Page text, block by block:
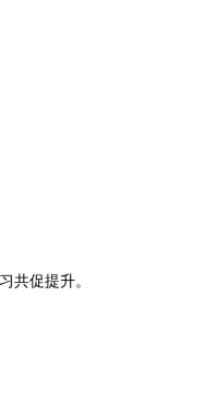
提升。